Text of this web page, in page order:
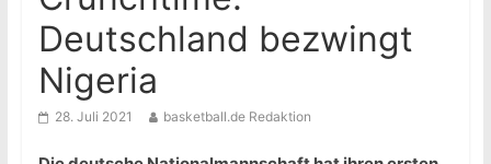
Deutschland bezwingt
Nigeria
28. Juli 2021 basketball.de Redaktion